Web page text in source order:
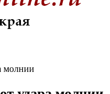
молнии